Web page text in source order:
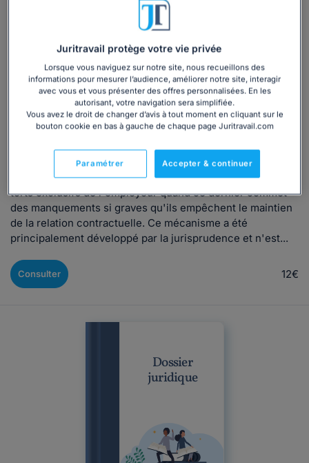
Prise d'acte CDD/CDI : rompre son contrat
sans démission
Rédigé par Valentin Bosseno, mis à jour le 05/05/2026
Prendre acte de la rupture de son contrat de travail aux
torts de l'employeur La prise d'acte est un mode de
rupture du contrat de travail à l'initiative du salarié et aux
torts exclusifs de l'employeur quand ce dernier commet
des manquements si graves qu'ils empêchent le maintien
de la relation contractuelle. Ce mécanisme a été
principalement développé par la jurisprudence et n'est...
Consulter 12€
Dossier
juridique
Juritravail protège votre vie privée
Lorsque vous naviguez sur notre site, nous recueillons des
informations pour mesurer l’audience, améliorer notre site, interagir
avec vous et vous présenter des offres personnalisées. En les
autorisant, votre navigation sera simplifiée.
Vous avez le droit de changer d’avis à tout moment en cliquant sur le
bouton cookie en bas à gauche de chaque page Juritravail.com
Accepter & continuer
Paramétrer